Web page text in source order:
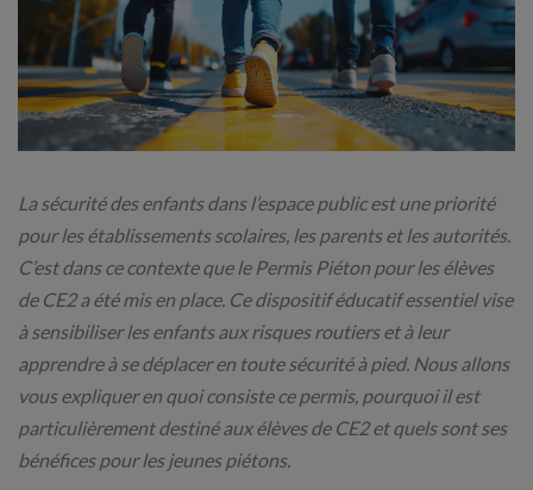
La sécurité des enfants dans l’espace public est une priorité
pour les établissements scolaires, les parents et les autorités.
C’est dans ce contexte que le Permis Piéton pour les élèves
de CE2 a été mis en place. Ce dispositif éducatif essentiel vise
à sensibiliser les enfants aux risques routiers et à leur
apprendre à se déplacer en toute sécurité à pied. Nous allons
vous expliquer en quoi consiste ce permis, pourquoi il est
particulièrement destiné aux élèves de CE2 et quels sont ses
bénéfices pour les jeunes piétons.